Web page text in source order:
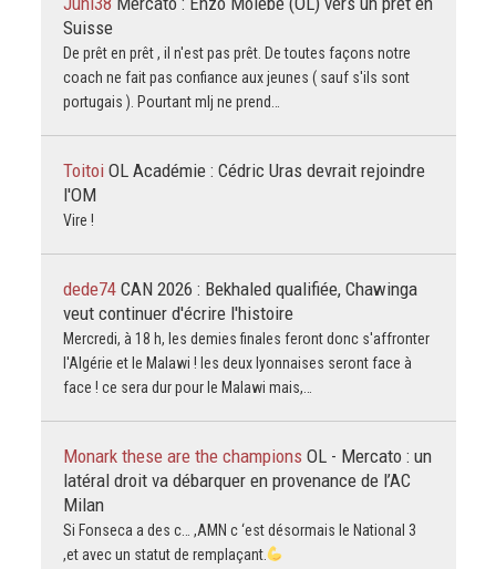
Suisse
De prêt en prêt , il n'est pas prêt. De toutes façons notre
coach ne fait pas confiance aux jeunes ( sauf s'ils sont
portugais ). Pourtant mlj ne prend…
Toitoi OL Académie : Cédric Uras devrait rejoindre
l'OM
Vire !
dede74 CAN 2026 : Bekhaled qualifiée, Chawinga
veut continuer d'écrire l'histoire
Mercredi, à 18 h, les demies finales feront donc s'affronter
l'Algérie et le Malawi ! les deux lyonnaises seront face à
face ! ce sera dur pour le Malawi mais,…
Monark these are the champions OL - Mercato : un
latéral droit va débarquer en provenance de l’AC
Milan
Si Fonseca a des c… ,AMN c ‘est désormais le National 3
,et avec un statut de remplaçant.